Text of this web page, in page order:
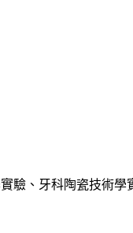
驗、牙科陶瓷技術學